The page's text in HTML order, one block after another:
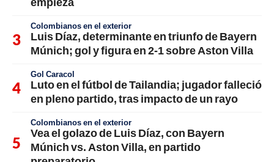
Colombianos en el exterior
Luis Díaz, determinante en triunfo de Bayern
Múnich; gol y figura en 2-1 sobre Aston Villa
Gol Caracol
Luto en el fútbol de Tailandia; jugador falleció
en pleno partido, tras impacto de un rayo
Colombianos en el exterior
Vea el golazo de Luis Díaz, con Bayern
Múnich vs. Aston Villa, en partido